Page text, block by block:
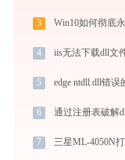
3
4 iis无法下载dll文
5 edge ntdll.dll错
6 通过注册表破解
7